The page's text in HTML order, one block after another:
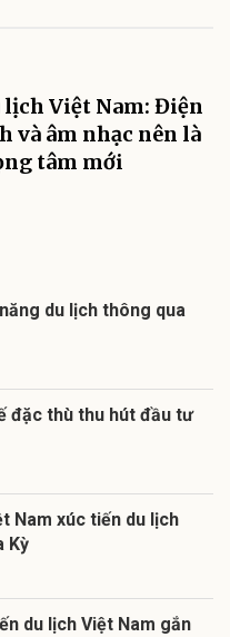
lịch Việt Nam: Điện
và âm nhạc nên là
tâm mới
du lịch thông qua
đặc thù thu hút đầu tư
Nam xúc tiến du lịch
Kỳ
du lịch Việt Nam gắn